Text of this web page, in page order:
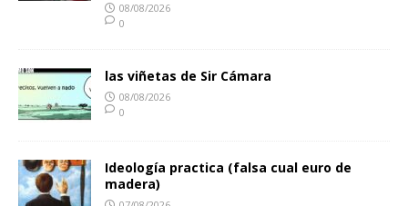
08/08/2026
0
las viñetas de Sir Cámara
08/08/2026
0
Ideología practica (falsa cual euro de
madera)